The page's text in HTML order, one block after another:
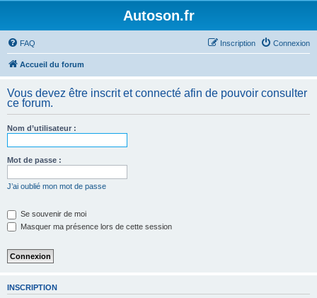
Autoson.fr
FAQ Connexion
Inscription
Accueil du forum
Vous devez être inscrit et connecté afin de pouvoir consulter
ce forum.
Nom d’utilisateur :
Mot de passe :
J’ai oublié mon mot de passe
Se souvenir de moi
Masquer ma présence lors de cette session
INSCRIPTION